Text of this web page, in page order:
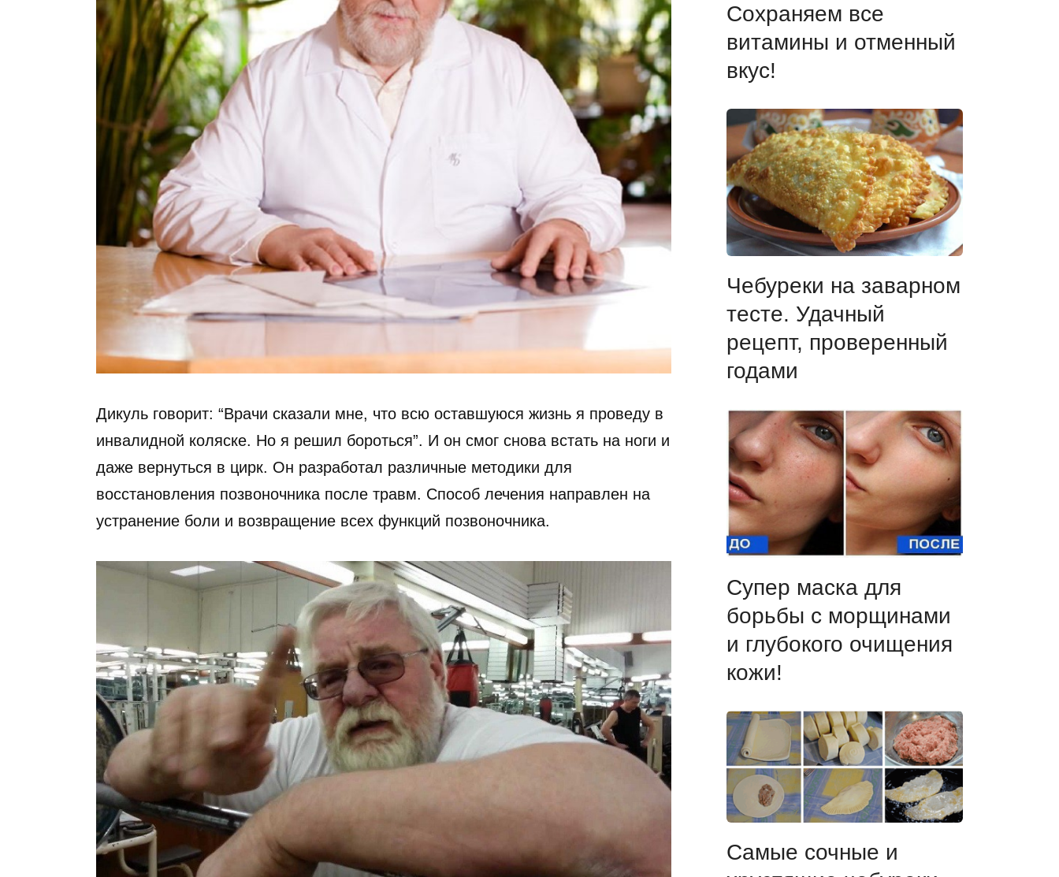
Дикуль говорит: “Врачи сказали мне, что всю оставшуюся жизнь я проведу в
инвалидной коляске. Но я решил бороться”. И он смог снова встать на ноги и
даже вернуться в цирк. Он разработал различные методики для
восстановления позвоночника после травм. Способ лечения направлен на
устранение боли и возвращение всех функций позвоночника.
Сохраняем все
витамины и отменный
вкус!
Чебуреки на заварном
тесте. Удачный
рецепт, проверенный
годами
Супер маска для
борьбы с морщинами
и глубокого очищения
кожи!
Самые сочные и